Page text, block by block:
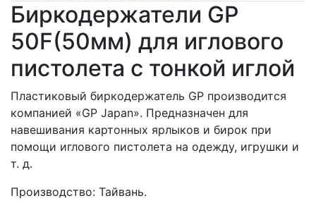
Биркодержатели GP
50F(50мм) для иглового
пистолета с тонкой иглой
Пластиковый биркодержатель GP производится
компанией «GP Japan». Предназначен для
навешивания картонных ярлыков и бирок при
помощи иглового пистолета на одежду, игрушки и
т. д.
Производство: Тайвань.